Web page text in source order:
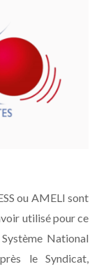
ou AMELI sont
utilisé pour ce
National
le Syndicat,